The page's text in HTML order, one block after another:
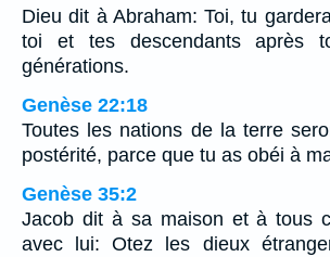
Dieu dit à Abraham: Toi, tu
toi et tes descendants après
générations.
Genèse 22:18
Toutes les nations de la terre
postérité, parce que tu as obéi à
Genèse 35:2
Jacob dit à sa maison et à tous
avec lui: Otez les dieux